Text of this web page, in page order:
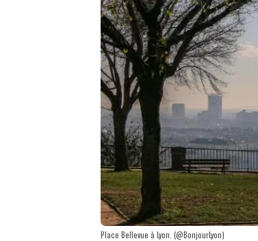
Place Bellevue à Lyon. (@BonjourLyon)